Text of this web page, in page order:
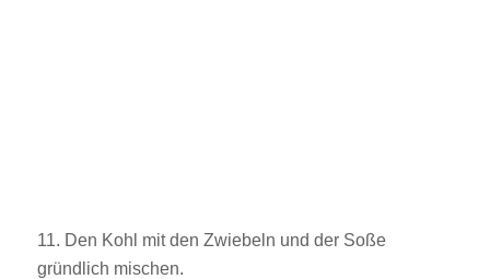
11. Den Kohl mit den Zwiebeln und der Soße
gründlich mischen.